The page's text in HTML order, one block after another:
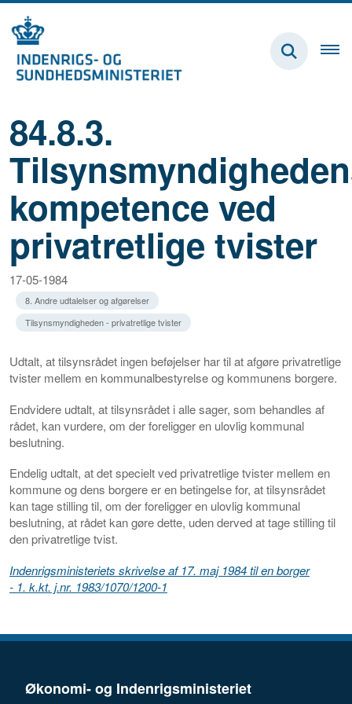
84.8.3.
kompetence ved
privatretlige tvister
17-05-1984
8. Andre udtalelser og afgørelser
Tilsynsmyndigheden - privatretlige tvister
Udtalt, at tilsynsrådet ingen beføjelser har til at afgøre privatretlige
tvister mellem en kommunalbestyrelse og kommunens borgere.
Endvidere udtalt, at tilsynsrådet iallesager, som behandles af
rådet, kan vurdere, om der foreligger en ulovlig kommunal
beslutning.
Endelig udtalt, at det specielt ved privatretlige tvister mellem en
kommune og dens borgere er en betingelse for, at tilsynsrådet
kan tage stilling til, om der foreligger en ulovlig kommunal
beslutning, at rådet kan gøre dette, uden derved at tage stilling til
den privatretlige tvist.
Indenrigsministeriets skrivelse af 17. maj 1984 til en borger
- 1. k.kt. j.nr. 1983/1070/1200-1
Økonomi- og Indenrigsministeriet